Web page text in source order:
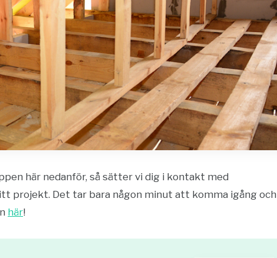
här nedanför, så sätter vi dig i kontakt med
projekt. Det tar bara någon minut att komma igång och
här!